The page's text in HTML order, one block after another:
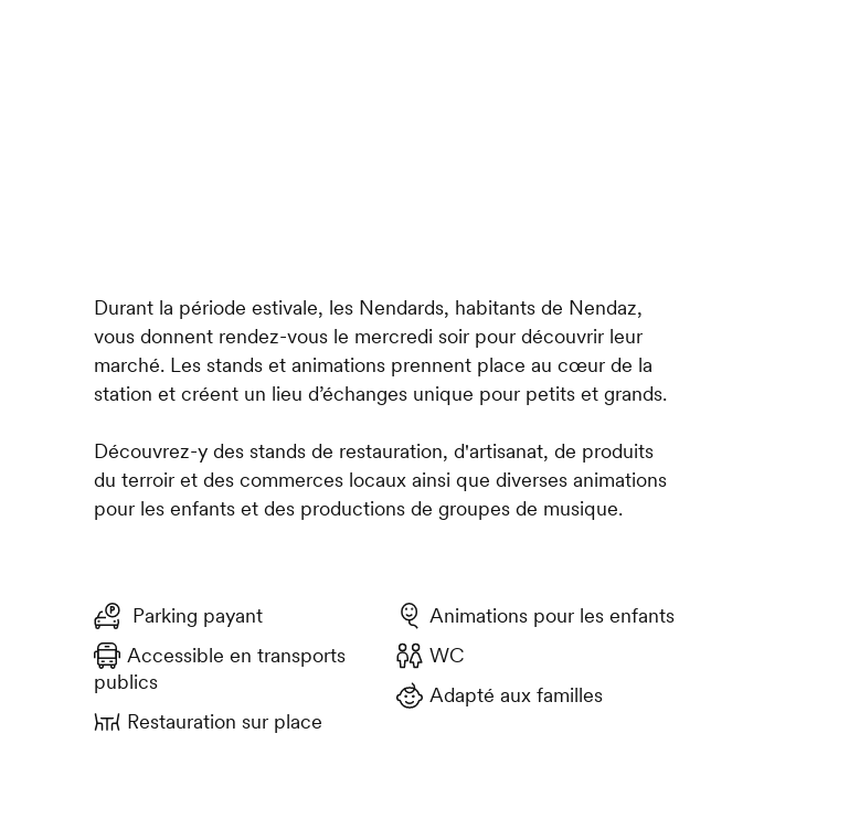
Durant la période estivale, les Nendards, habitants de Nendaz,
vous donnent rendez-vous le mercredi soir pour découvrir leur
marché. Les stands et animations prennent place au cœur de la
station et créent un lieu d’échanges unique pour petits et grands.
Découvrez-y des stands de restauration, d'artisanat, de produits
du terroir et des commerces locaux ainsi que diverses animations
pour les enfants et des productions de groupes de musique.
Parking payant
Accessible en transports
publics
Restauration sur place
Animations pour les enfants
WC
Adapté aux familles